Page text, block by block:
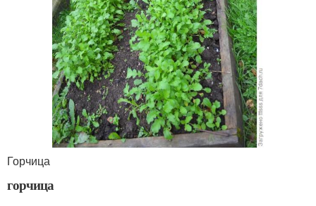
Горчица
горчица